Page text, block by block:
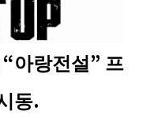
아랑전설” 프
동.